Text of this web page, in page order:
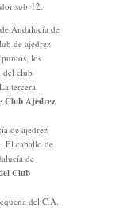
sub 12.
Andalucía de
de ajedrez
los
del club
tercera
Club Ajedrez
de ajedrez
El caballo de
de
Club
del C.A.